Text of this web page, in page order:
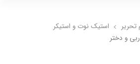
تحریر
استیک نوت و استیکر
و دختر